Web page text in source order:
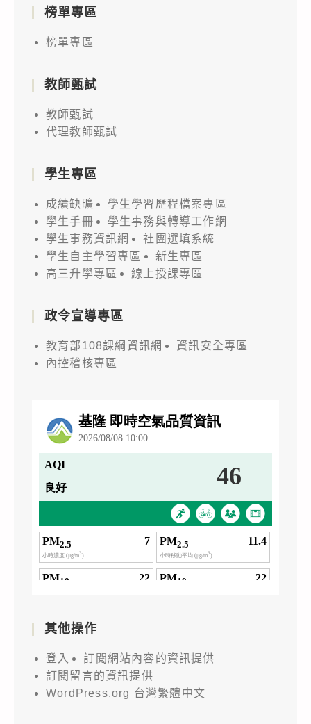
榜單專區
榜單專區
教師甄試
教師甄試
代理教師甄試
學生專區
成績缺曠
學生學習歷程檔案專區
學生手冊
學生事務與轉導工作網
學生事務資訊網
社團選填系統
學生自主學習專區
新生專區
高三升學專區
線上授課專區
政令宣導專區
教育部108課綱資訊網
資訊安全專區
內控稽核專區
其他操作
登入
訂閱網站內容的資訊提供
訂閱留言的資訊提供
WordPress.org 台灣繁體中文